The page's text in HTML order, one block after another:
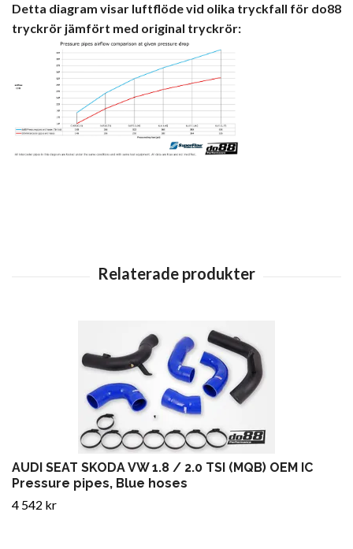
Detta diagram visar luftflöde vid olika tryckfall för do88
tryckrör jämfört med original tryckrör:
AUDI SEAT SKODA VW 1.8 / 2.0 TSI (MQB) OEM IC
Pressure pipes, Blue hoses
4 542 kr